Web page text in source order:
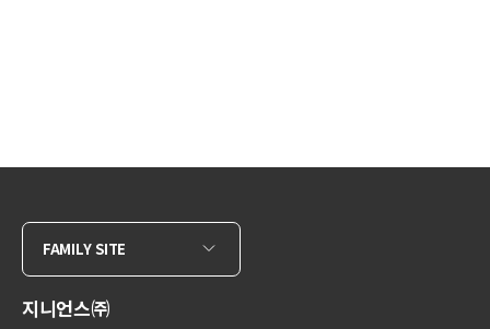
지니언스㈜
FAMILY SITE